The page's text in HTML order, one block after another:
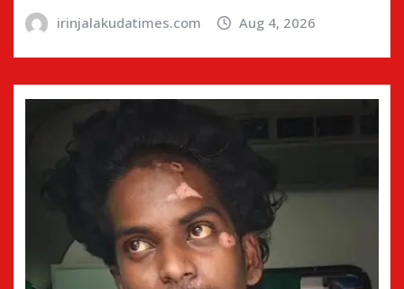
irinjalakudatimes.com Aug 4, 2026